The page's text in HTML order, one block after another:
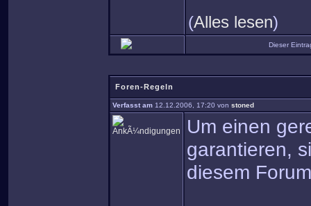
(Alles lesen)
Dieser
Foren-Regeln
Verfasst am 12.12.2006, 17:20 von stoned
Um einen
garantieren,
diesem